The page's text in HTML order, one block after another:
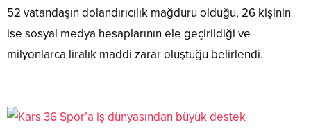
52 vatandaşın dolandırıcılık mağduru olduğu, 26 kişinin
ise sosyal medya hesaplarının ele geçirildiği ve
milyonlarca liralık maddi zarar oluştuğu belirlendi.